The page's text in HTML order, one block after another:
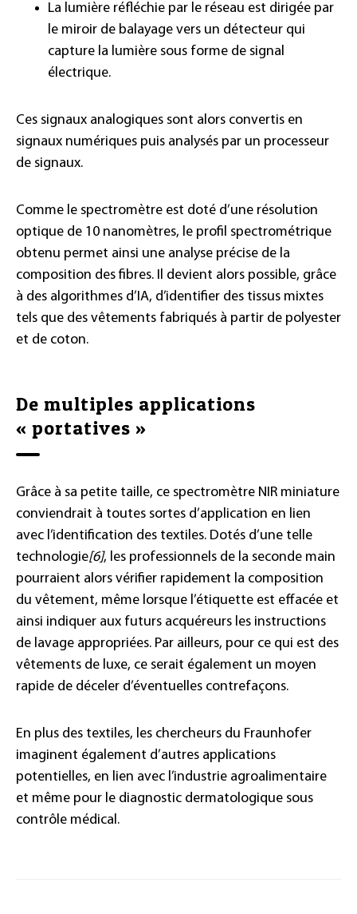
La lumière réfléchie par le réseau est dirigée par
le miroir de balayage vers un détecteur qui
capture la lumière sous forme de signal
électrique.
Ces signaux analogiques sont alors convertis en
signaux numériques puis analysés par un processeur
de signaux.
Comme le spectromètre est doté d’une résolution
optique de 10 nanomètres, le profil spectrométrique
obtenu permet ainsi une analyse précise de la
composition des fibres. Il devient alors possible, grâce
à des algorithmes d’IA, d’identifier des tissus mixtes
tels que des vêtements fabriqués à partir de polyester
et de coton.
De multiples applications
« portatives »
Grâce à sa petite taille, ce spectromètre NIR miniature
conviendrait à toutes sortes d’application en lien
avec l’identification des textiles. Dotés d’une telle
technologie[6], les professionnels de la seconde main
pourraient alors vérifier rapidement la composition
du vêtement, même lorsque l’étiquette est effacée et
ainsi indiquer aux futurs acquéreurs les instructions
de lavage appropriées. Par ailleurs, pour ce qui est des
vêtements de luxe, ce serait également un moyen
rapide de déceler d’éventuelles contrefaçons.
En plus des textiles, les chercheurs du Fraunhofer
imaginent également d’autres applications
potentielles, en lien avec l’industrie agroalimentaire
et même pour le diagnostic dermatologique sous
contrôle médical.